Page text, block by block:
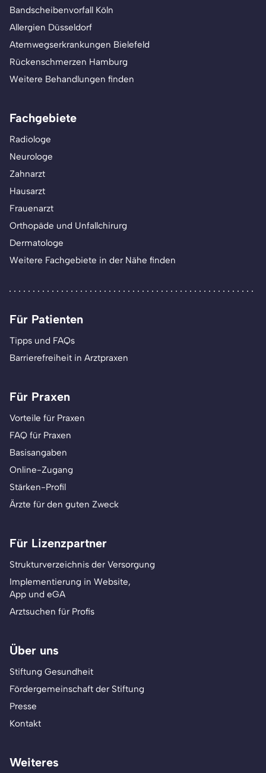
Bandscheibenvorfall Köln
Allergien Düsseldorf
Atemwegserkrankungen Bielefeld
Rückenschmerzen Hamburg
Weitere Behandlungen finden
Fachgebiete
Radiologe
Neurologe
Zahnarzt
Hausarzt
Frauenarzt
Orthopäde und Unfallchirurg
Dermatologe
Weitere Fachgebiete in der Nähe finden
Für Patienten
Tipps und FAQs
Barrierefreiheit in Arztpraxen
Für Praxen
Vorteile für Praxen
FAQ für Praxen
Basisangaben
Online-Zugang
Stärken-Profil
Ärzte für den guten Zweck
Für Lizenzpartner
Strukturverzeichnis der Versorgung
Implementierung in Website,
App und eGA
Arztsuchen für Profis
Über uns
Stiftung Gesundheit
Fördergemeinschaft der Stiftung
Presse
Kontakt
Weiteres